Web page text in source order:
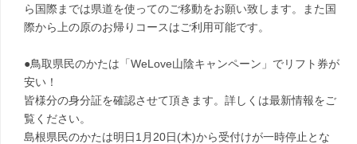
ら国際までは県道を使ってのご移動をお願い致します。また国
際から上の原のお帰りコースはご利用可能です。
●鳥取県民のかたは「WeLove山陰キャンペーン」でリフト券が
安い！
皆様分の身分証を確認させて頂きます。詳しくは最新情報をご
覧ください。
島根県民のかたは明日1月20日(木)から受付けが一時停止とな